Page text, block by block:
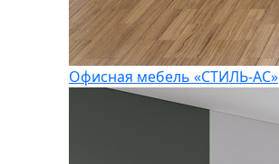
Офисная мебель «СТИЛЬ-АС»